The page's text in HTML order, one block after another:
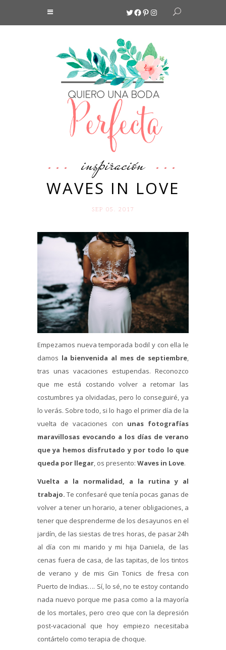
Twitter
Facebook
Pinterest
Instagram
inspiración
WAVES IN LOVE
SEP 05. 2017
Empezamos nueva temporada bodil y con ella le
damos la bienvenida al mes de septiembre,
tras unas vacaciones estupendas. Reconozco
que me está costando volver a retomar las
costumbres ya olvidadas, pero lo conseguiré, ya
lo verás. Sobre todo, si lo hago el primer día de la
vuelta de vacaciones con unas fotografías
maravillosas evocando a los días de verano
que ya hemos disfrutado y por todo lo que
queda por llegar, os presento: Waves in Love.
Vuelta a la normalidad, a la rutina y al
trabajo. Te confesaré que tenía pocas ganas de
volver a tener un horario, a tener obligaciones, a
tener que desprenderme de los desayunos en el
jardín, de las siestas de tres horas, de pasar 24h
al día con mi marido y mi hija Daniela, de las
cenas fuera de casa, de las tapitas, de los tintos
de verano y de mis Gin Tonics de fresa con
Puerto de Indias…. Sí, lo sé, no te estoy contando
nada nuevo porque me pasa como a la mayoría
de los mortales, pero creo que con la depresión
post-vacacional que hoy empiezo necesitaba
contártelo como terapia de choque.